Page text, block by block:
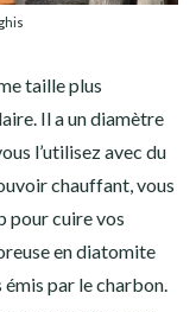
taille plus
Il a un diamètre
l’utilisez avec du
chauffant, vous
pour cuire vos
en diatomite
par le charbon.